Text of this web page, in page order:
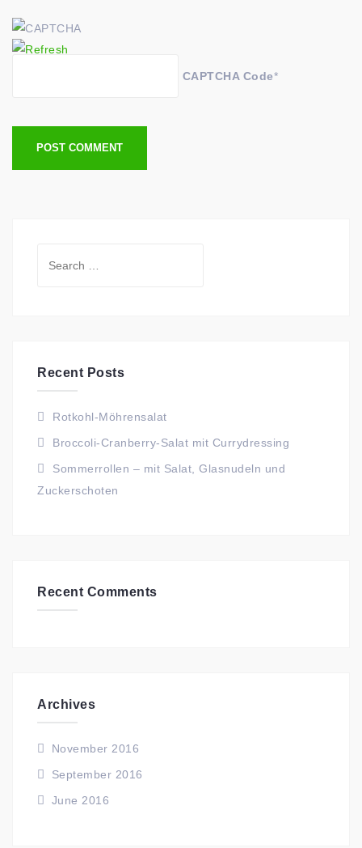
CAPTCHA Code*
Recent Posts
Rotkohl-Möhrensalat
Broccoli-Cranberry-Salat mit Currydressing
Sommerrollen – mit Salat, Glasnudeln und
Zuckerschoten
Recent Comments
Archives
November 2016
September 2016
June 2016